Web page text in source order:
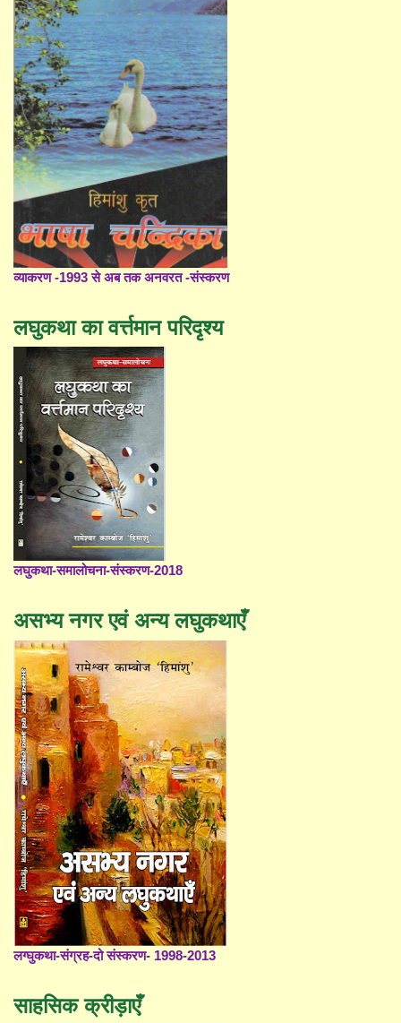
व्याकरण -1993 से अब तक अनवरत -संस्करण
लघुकथा का वर्त्तमान परिदृश्य
लघुकथा-समालोचना-संस्करण-2018
असभ्य नगर एवं अन्य लघुकथाएँ
लग्घुकथा-संग्रह-दो संस्करण- 1998-2013
साहसिक क्रीड़ाएँ